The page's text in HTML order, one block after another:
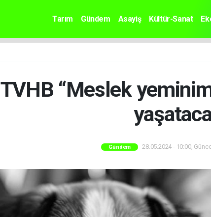
Tarım Gündem Asayiş Kültür-Sanat
TVHB “Meslek
Gündem 28.05.2024 - 10:00,